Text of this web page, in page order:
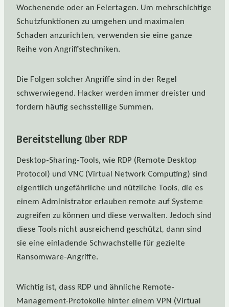
Wochenende oder an Feiertagen. Um mehrschichtige
Schutzfunktionen zu umgehen und maximalen
Schaden anzurichten, verwenden sie eine ganze
Reihe von Angriffstechniken.
Die Folgen solcher Angriffe sind in der Regel
schwerwiegend. Hacker werden immer dreister und
fordern häufig sechsstellige Summen.
Bereitstellung über RDP
Desktop-Sharing-Tools, wie RDP (Remote Desktop
Protocol) und VNC (Virtual Network Computing) sind
eigentlich ungefährliche und nützliche Tools, die es
einem Administrator erlauben remote auf Systeme
zugreifen zu können und diese verwalten. Jedoch sind
diese Tools nicht ausreichend geschützt, dann sind
sie eine einladende Schwachstelle für gezielte
Ransomware-Angriffe.
Wichtig ist, dass RDP und ähnliche Remote-
Management-Protokolle hinter einem VPN (Virtual